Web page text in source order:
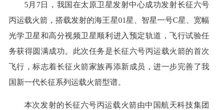
5月7日，我国在太原卫星发射中心成功发射长征六号
丙运载火箭，搭载发射的海王星01星、智星一号C星、宽幅
光学卫星和高分视频卫星顺利进入预定轨道，飞行试验任
务获得圆满成功。此次任务是长征六号丙运载火箭的首次
飞行，标志着长征火箭家族再添新成员，进一步完善了我
国新一代长征系列运载火箭型谱。
本次发射的长征六号丙运载火箭由中国航天科技集团